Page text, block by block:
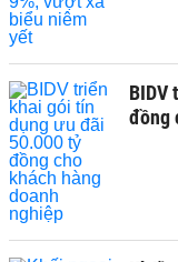
BIDV
đồng